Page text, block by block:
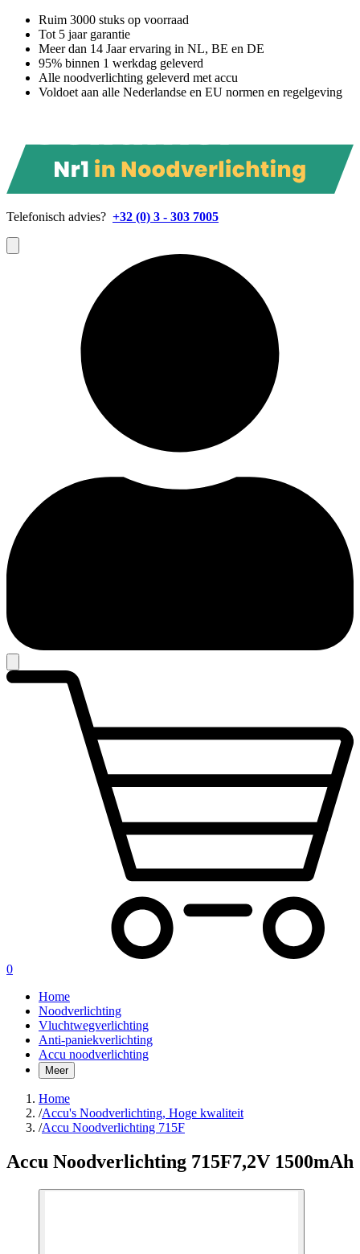
Ruim 3000 stuks op voorraad
Tot 5 jaar garantie
Meer dan 14 Jaar ervaring in NL, BE en DE
95% binnen 1 werkdag geleverd
Alle noodverlichting geleverd met accu
Voldoet aan alle Nederlandse en EU normen en regelgeving
Telefonisch advies? +32 (0) 3 - 303 7005
0
Home
Noodverlichting
Vluchtwegverlichting
Anti-paniekverlichting
Accu noodverlichting
Meer
Home
/Accu's Noodverlichting, Hoge kwaliteit
/Accu Noodverlichting 715F
Accu Noodverlichting 715F7,2V 1500mAh